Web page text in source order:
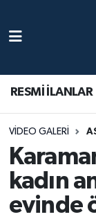
RESMİ İLANLAR
VIDEO GALERI
kadın
evinde
Gündem
Güncel
Spor
Asayiş